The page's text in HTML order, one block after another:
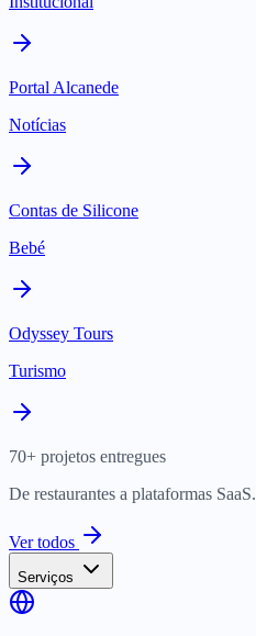
Portal Alcanede
Notícias
Contas de Silicone
Bebé
Odyssey Tours
Turismo
70+ projetos entregues
De restaurantes a plataformas SaaS.
Ver todos
Serviços